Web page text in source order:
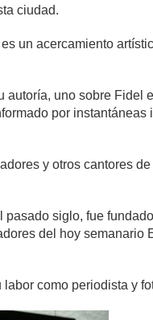
ciudad.
un acercamiento
autoría, uno sobre Fidel
por instantáneas
y otros cantores de
siglo, fue
del hoy semanario
como periodista y